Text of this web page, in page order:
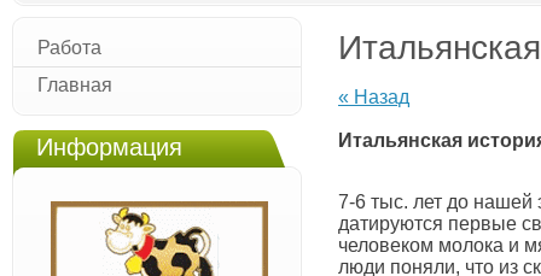
« Назад
Итальянская
7-6 тыс. лет до
датируются первые
человеком молока и
люди поняли, что из
Работа
Главная
Информация